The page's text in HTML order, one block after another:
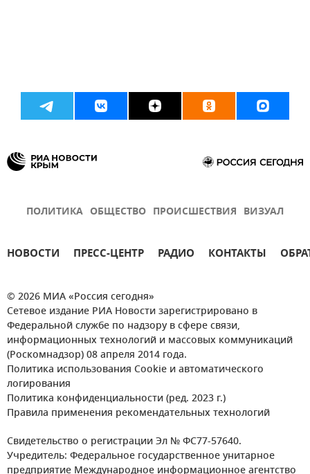
ПОЛИТИКА ОБЩЕСТВО ПРОИСШЕСТВИЯ ВИЗУАЛ
НОВОСТИ ПРЕСС-ЦЕНТР РАДИО КОНТАКТЫ
© 2026 МИА «Россия сегодня»
Сетевое издание РИА Новости зарегистрировано в
Федеральной службе по надзору в сфере связи,
информационных технологий и массовых коммуникаций
(Роскомнадзор) 08 апреля 2014 года.
Политика использования Cookie и автоматического
логирования
Политика конфиденциальности (ред. 2023 г.)
Правила применения рекомендательных технологий
Свидетельство о регистрации Эл № ФС77-57640.
Учредитель: Федеральное государственное унитарное